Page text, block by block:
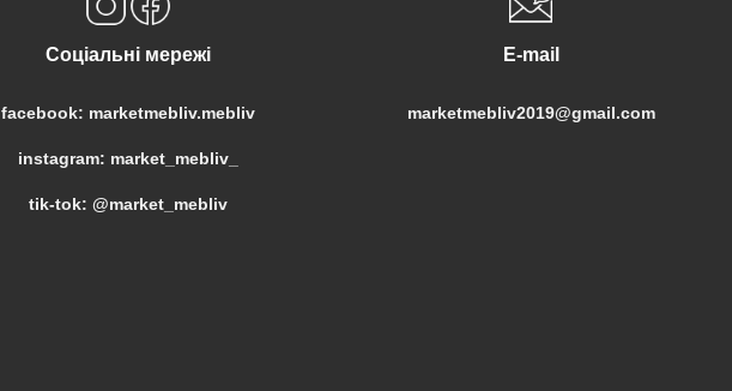
Соціальні мережі
facebook: marketmebliv.mebliv
instagram: market_mebliv_
tik-tok: @market_mebliv
E-mail
marketmebliv2019@gmail.com